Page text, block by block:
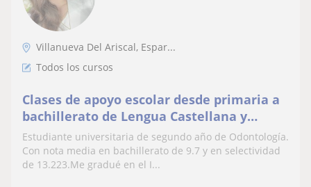
Villanueva Del Ariscal, Espar...
Todos los cursos
Clases de apoyo escolar desde primaria a
bachillerato de Lengua Castellana y
Literatura
Estudiante universitaria de segundo año de Odontología.
Con nota media en bachillerato de 9.7 y en selectividad
de 13.223.Me gradué en el I...